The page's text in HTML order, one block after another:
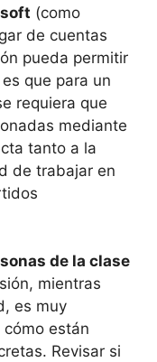
(como
de cuentas
pueda permitir
que para un
requiera que
mediante
tanto a la
de trabajar en
de la clase
mientras
es muy
están
Revisar si